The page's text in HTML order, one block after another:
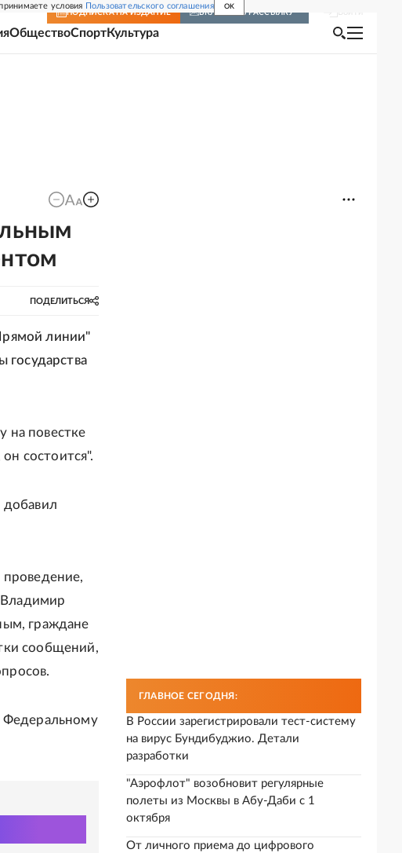
условия Пользовательского соглашения OK
ПОДПИСКА НА ИЗДАНИЕ ВКЛЮЧИТЬ РАССЫЛКУ
ОбществоСпортКультура
ПОДЕЛИТЬСЯ
линии"
государства
на повестке
состоится".
добавил
Владимир
граждане
сообщений,
Федеральному
ГЛАВНОЕ СЕГОДНЯ:
В России зарегистрировали тест-систему
на вирус Бундибуджио. Детали
разработки
"Аэрофлот" возобновит регулярные
полеты из Москвы в Абу-Даби с 1
октября
От личного приема до цифрового